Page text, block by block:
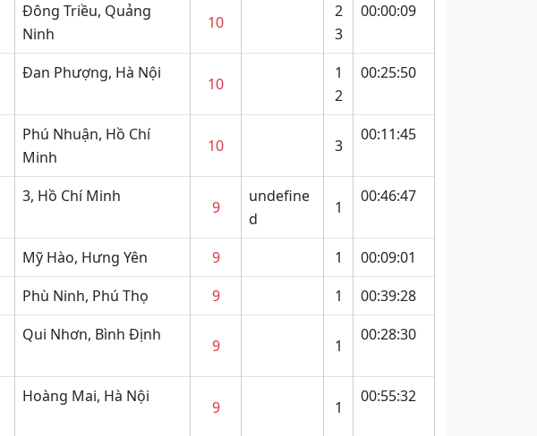
Đông Triều, Quảng
Ninh
10
2
3
00:00:09
Đan Phượng, Hà Nội
10
1
2
00:25:50
Phú Nhuận, Hồ Chí
Minh
10 3
00:11:45
3, Hồ Chí Minh
9
undefine
d
1
00:46:47
Mỹ Hào, Hưng Yên 9 1
00:09:01
Phù Ninh, Phú Thọ 9 1
00:39:28
Qui Nhơn, Bình Định
9 1
00:28:30
Hoàng Mai, Hà Nội
9 1
00:55:32